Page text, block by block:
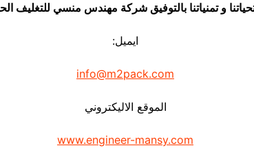
و تمنياتنا بالتوفيق شركة مهندس منسي للتغليف
ايميل:
info@m2pack.com
الموقع الاليكتروني
www.engineer-mansy.com